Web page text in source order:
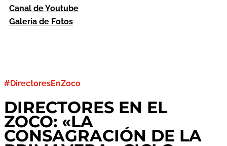
Canal de Youtube
Galeria de Fotos
#DirectoresEnZoco
DIRECTORES EN EL
ZOCO: «LA
CONSAGRACIÓN DE LA